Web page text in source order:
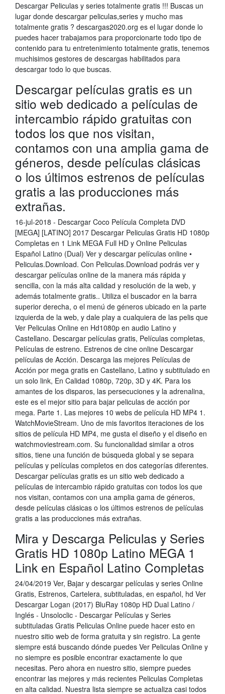
Descargar Peliculas y series totalmente gratis !!! Buscas un
lugar donde descargar peliculas,series y mucho mas
totalmente gratis ? descargas2020.org es el lugar donde lo
puedes hacer trabajamos para proporcionarte todo tipo de
contenido para tu entretenimiento totalmente gratis, tenemos
muchisimos gestores de descargas habilitados para
descargar todo lo que buscas.
Descargar películas gratis es un
sitio web dedicado a películas de
intercambio rápido gratuitas con
todos los que nos visitan,
contamos con una amplia gama de
géneros, desde películas clásicas
o los últimos estrenos de películas
gratis a las producciones más
extrañas.
16-jul-2018 - Descargar Coco Película Completa DVD
[MEGA] [LATINO] 2017 Descargar Peliculas Gratis HD 1080p
Completas en 1 Link MEGA Full HD y Online Peliculas
Español Latino (Dual) Ver y descargar películas online •
Peliculas.Download. Con Peliculas.Download podrás ver y
descargar películas online de la manera más rápida y
sencilla, con la más alta calidad y resolución de la web, y
además totalmente gratis.. Utiliza el buscador en la barra
superior derecha, o el menú de géneros ubicado en la parte
izquierda de la web, y dale play a cualquiera de las pelis que
Ver Peliculas Online en Hd1080p en audio Latino y
Castellano. Descargar películas gratis, Películas completas,
Películas de estreno. Estrenos de cine online Descargar
películas de Acción. Descarga las mejores Películas de
Acción por mega gratis en Castellano, Latino y subtitulado en
un solo link, En Calidad 1080p, 720p, 3D y 4K. Para los
amantes de los disparos, las persecuciones y la adrenalina,
este es el mejor sitio para bajar peliculas de acción por
mega. Parte 1. Las mejores 10 webs de película HD MP4 1.
WatchMovieStream. Uno de mis favoritos iteraciones de los
sitios de película HD MP4, me gusta el diseño y el diseño en
watchmoviestream.com. Su funcionalidad similar a otros
sitios, tiene una función de búsqueda global y se separa
películas y películas completos en dos categorías diferentes.
Descargar películas gratis es un sitio web dedicado a
películas de intercambio rápido gratuitas con todos los que
nos visitan, contamos con una amplia gama de géneros,
desde películas clásicas o los últimos estrenos de películas
gratis a las producciones más extrañas.
Mira y Descarga Peliculas y Series
Gratis HD 1080p Latino MEGA 1
Link en Español Latino Completas
24/04/2019 Ver, Bajar y descargar películas y series Online
Gratis, Estrenos, Cartelera, subtituladas, en español, hd Ver
Descargar Logan (2017) BluRay 1080p HD Dual Latino /
Inglés - Unsoloclic - Descargar Películas y Series
subtituladas Gratis Peliculas Online puede hacer esto en
nuestro sitio web de forma gratuita y sin registro. La gente
siempre está buscando dónde puedes Ver Peliculas Online y
no siempre es posible encontrar exactamente lo que
necesitas. Pero ahora en nuestro sitio, siempre puedes
encontrar las mejores y más recientes Peliculas Completas
en alta calidad. Nuestra lista siempre se actualiza casi todos